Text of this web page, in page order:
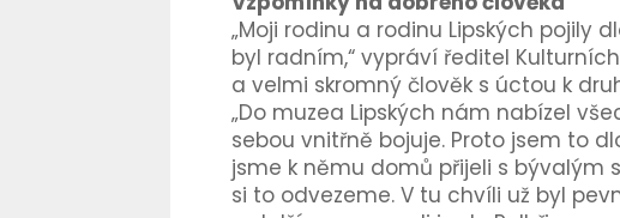
„Moji rodinu a rodinu Lipských pojily
byl radním,“ vypráví ředitel
a velmi skromný člověk s úctou k
„Do muzea Lipských nám nabízel
sebou vnitřně bojuje. Proto jsem to
jsme k němu domů přijeli s bývalým
si to odvezeme. V tu chvíli už byl